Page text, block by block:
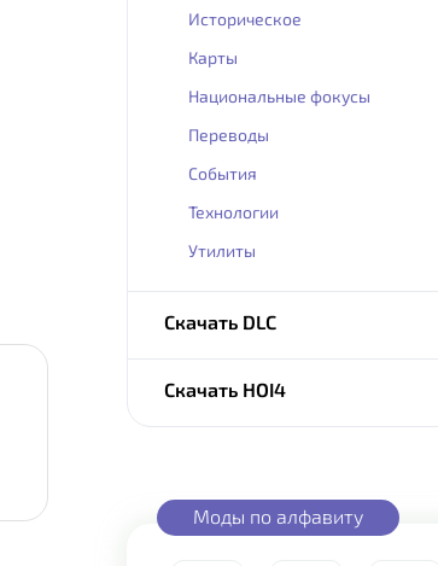
Историческое
Карты
Национальные фокусы
Переводы
События
Технологии
Утилиты
Скачать DLC
Скачать HOI4
Моды по алфавиту